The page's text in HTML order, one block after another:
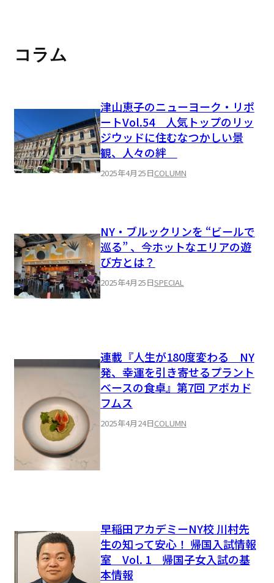
コラム
津山恵子のニューヨーク・リポ
ートVol.54 人気トップのリッ
ジウッドに住むなつかしい景
観、人々の絆
2025年4月25日COLUMN
NY・ブルックリンを “ビールで
巡る” 、今ホットなエリアの遊
び方とは？
2025年4月25日SPECIAL
連載『人生が180度変わる NY
発、幸運を引き寄せるプラント
ベースの食卓』第7回 アボカド
フムス
2025年4月24日COLUMN
早稲田アカデミーNY校 川村先
生の知って安心！ 帰国入試情報
室 Vol. 1 帰国子女入試の基
本情報